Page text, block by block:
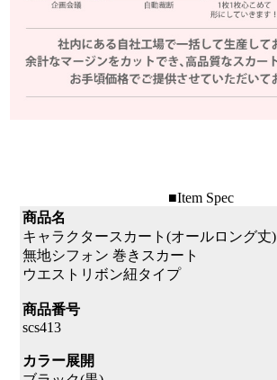
■Item Spec
商品名
キャラクタースカート(オールロング丈)
無地シフォン 巻きスカート
ウエストリボン紐タイプ
商品番号
scs413
カラー展開